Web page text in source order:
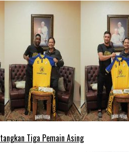
Tiga Pemain Asing